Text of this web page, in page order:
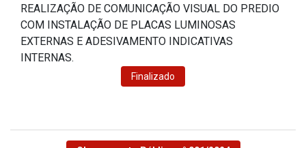
REALIZAÇÃO DE COMUNICAÇÃO VISUAL DO PREDIO
COM INSTALAÇÃO DE PLACAS LUMINOSAS
EXTERNAS E ADESIVAMENTO INDICATIVAS
INTERNAS.
Finalizado